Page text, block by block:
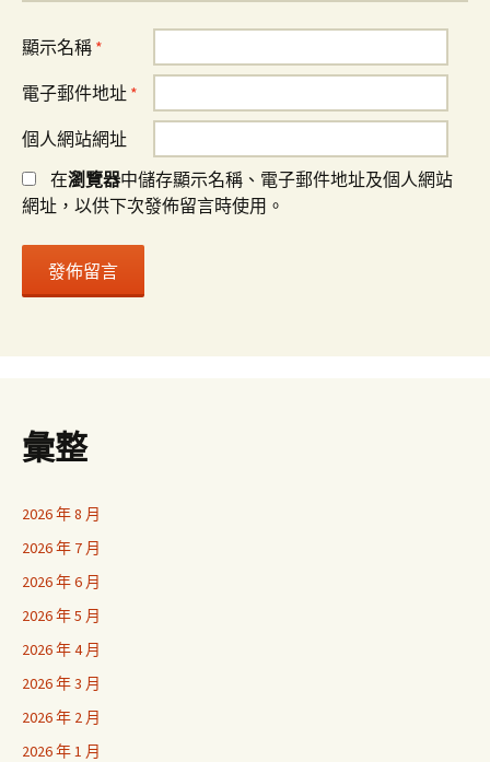
顯示名稱 *
電子郵件地址 *
個人網站網址
在瀏覽器中儲存顯示名稱、電子郵件地址及個人網站
網址，以供下次發佈留言時使用。
彙整
2026 年 8 月
2026 年 7 月
2026 年 6 月
2026 年 5 月
2026 年 4 月
2026 年 3 月
2026 年 2 月
2026 年 1 月